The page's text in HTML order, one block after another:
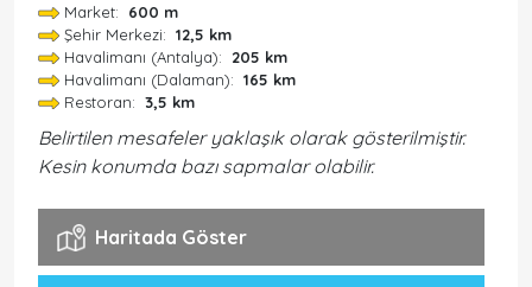
Market: 600 m
Şehir Merkezi: 12,5 km
Havalimanı (Antalya): 205 km
Havalimanı (Dalaman): 165 km
Restoran: 3,5 km
Belirtilen mesafeler yaklaşık olarak gösterilmiştir.
Kesin konumda bazı sapmalar olabilir.
Haritada Göster